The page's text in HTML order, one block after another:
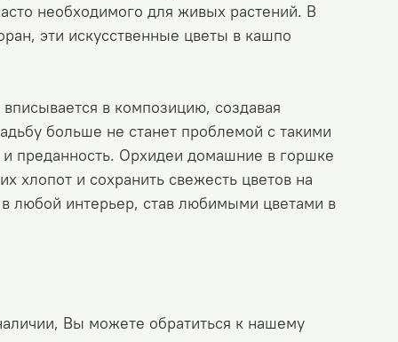
необходимого для живых растений. В
эти искусственные цветы в кашпо
в композицию, создавая
больше не станет проблемой с такими
преданность. Орхидеи домашние в горшке
хлопот и сохранить свежесть цветов на
любой интерьер, став любимыми цветами в
Вы можете обратиться к нашему